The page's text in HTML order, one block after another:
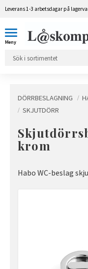
Leverans 1-3 arbetsdagar på
DÖRRBESLAGNING
SKJUTDÖRR
krom
Habo WC-beslag